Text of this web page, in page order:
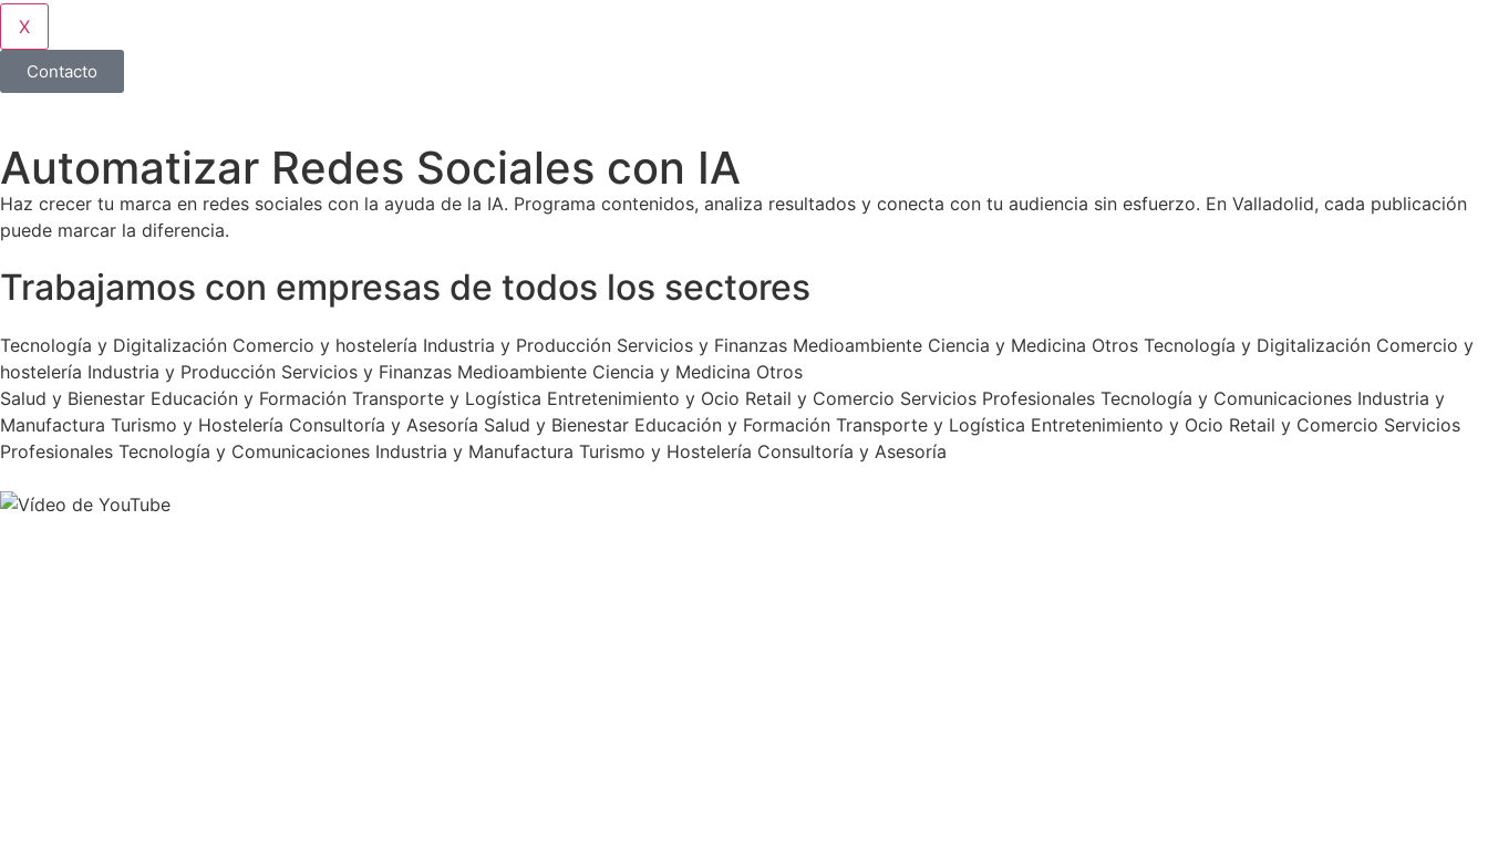
X
Contacto
Automatizar Redes Sociales con IA
Haz crecer tu marca en redes sociales con la ayuda de la IA. Programa contenidos, analiza resultados y conecta con tu audiencia sin esfuerzo. En Valladolid, cada publicación
puede marcar la diferencia.
Trabajamos con empresas de todos los sectores
Tecnología y Digitalización Comercio y hostelería Industria y Producción Servicios y Finanzas Medioambiente Ciencia y Medicina Otros Tecnología y Digitalización Comercio y
hostelería Industria y Producción Servicios y Finanzas Medioambiente Ciencia y Medicina Otros
Salud y Bienestar Educación y Formación Transporte y Logística Entretenimiento y Ocio Retail y Comercio Servicios Profesionales Tecnología y Comunicaciones Industria y
Manufactura Turismo y Hostelería Consultoría y Asesoría Salud y Bienestar Educación y Formación Transporte y Logística Entretenimiento y Ocio Retail y Comercio Servicios
Profesionales Tecnología y Comunicaciones Industria y Manufactura Turismo y Hostelería Consultoría y Asesoría